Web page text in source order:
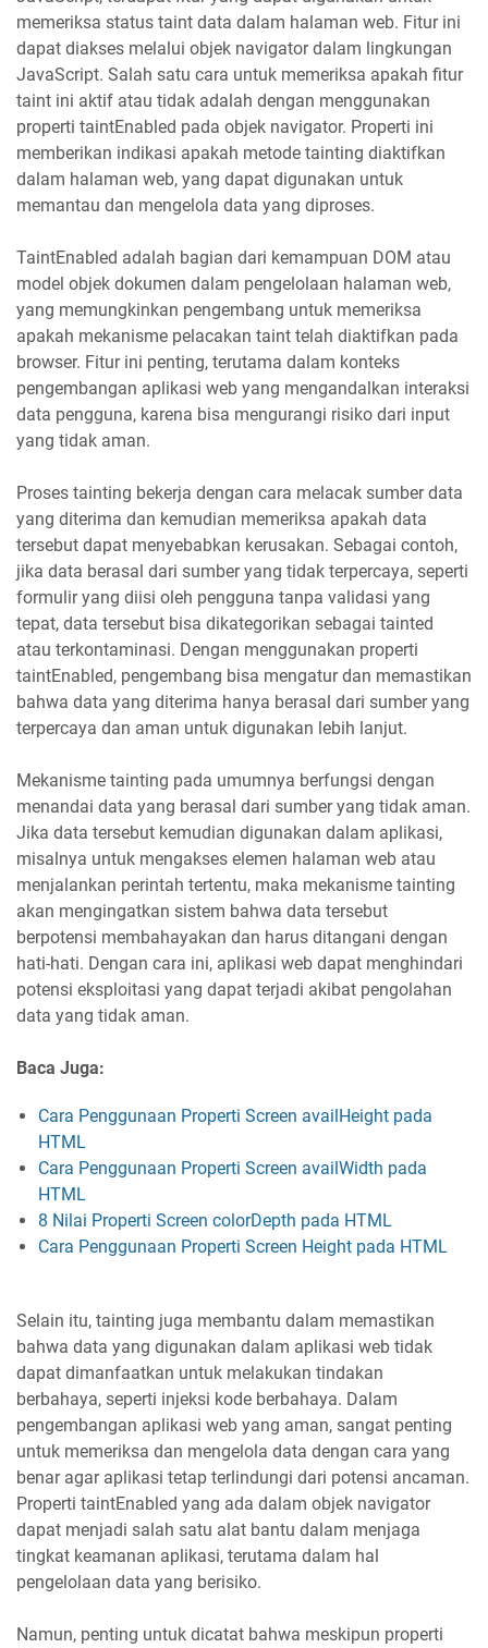
memeriksa status taint data dalam halaman web. Fitur ini
dapat diakses melalui objek navigator dalam lingkungan
JavaScript. Salah satu cara untuk memeriksa apakah fitur
taint ini aktif atau tidak adalah dengan menggunakan
properti taintEnabled pada objek navigator. Properti ini
memberikan indikasi apakah metode tainting diaktifkan
dalam halaman web, yang dapat digunakan untuk
memantau dan mengelola data yang diproses.
TaintEnabled adalah bagian dari kemampuan DOM atau
model objek dokumen dalam pengelolaan halaman web,
yang memungkinkan pengembang untuk memeriksa
apakah mekanisme pelacakan taint telah diaktifkan pada
browser. Fitur ini penting, terutama dalam konteks
pengembangan aplikasi web yang mengandalkan interaksi
data pengguna, karena bisa mengurangi risiko dari input
yang tidak aman.
Proses tainting bekerja dengan cara melacak sumber data
yang diterima dan kemudian memeriksa apakah data
tersebut dapat menyebabkan kerusakan. Sebagai contoh,
jika data berasal dari sumber yang tidak terpercaya, seperti
formulir yang diisi oleh pengguna tanpa validasi yang
tepat, data tersebut bisa dikategorikan sebagai tainted
atau terkontaminasi. Dengan menggunakan properti
taintEnabled, pengembang bisa mengatur dan memastikan
bahwa data yang diterima hanya berasal dari sumber yang
terpercaya dan aman untuk digunakan lebih lanjut.
Mekanisme tainting pada umumnya berfungsi dengan
menandai data yang berasal dari sumber yang tidak aman.
Jika data tersebut kemudian digunakan dalam aplikasi,
misalnya untuk mengakses elemen halaman web atau
menjalankan perintah tertentu, maka mekanisme tainting
akan mengingatkan sistem bahwa data tersebut
berpotensi membahayakan dan harus ditangani dengan
hati-hati. Dengan cara ini, aplikasi web dapat menghindari
potensi eksploitasi yang dapat terjadi akibat pengolahan
data yang tidak aman.
Baca Juga:
Cara Penggunaan Properti Screen availHeight pada
HTML
Cara Penggunaan Properti Screen availWidth pada
HTML
8 Nilai Properti Screen colorDepth pada HTML
Cara Penggunaan Properti Screen Height pada HTML
Selain itu, tainting juga membantu dalam memastikan
bahwa data yang digunakan dalam aplikasi web tidak
dapat dimanfaatkan untuk melakukan tindakan
berbahaya, seperti injeksi kode berbahaya. Dalam
pengembangan aplikasi web yang aman, sangat penting
untuk memeriksa dan mengelola data dengan cara yang
benar agar aplikasi tetap terlindungi dari potensi ancaman.
Properti taintEnabled yang ada dalam objek navigator
dapat menjadi salah satu alat bantu dalam menjaga
tingkat keamanan aplikasi, terutama dalam hal
pengelolaan data yang berisiko.
Namun, penting untuk dicatat bahwa meskipun properti